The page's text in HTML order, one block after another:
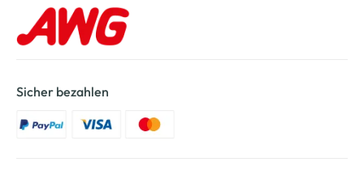
Sicher bezahlen